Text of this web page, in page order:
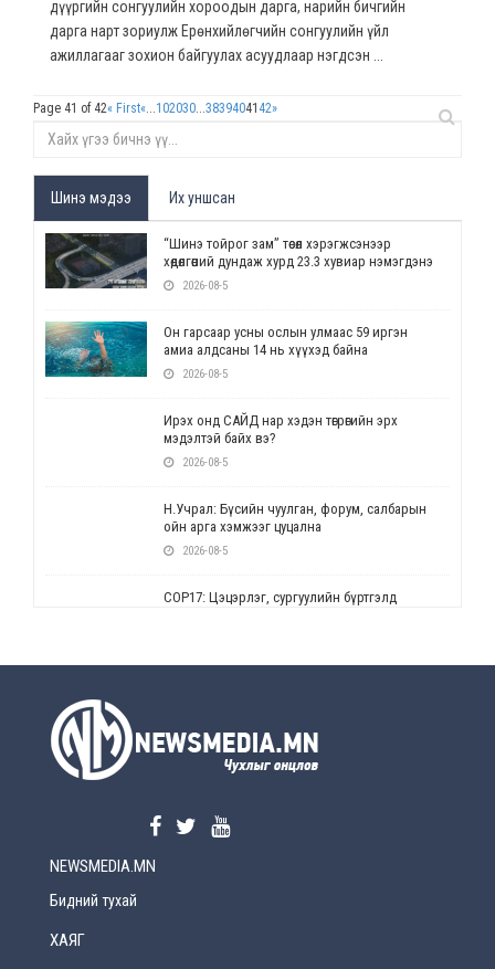
дүүргийн сонгуулийн хороодын дарга, нарийн бичгийн
дарга нарт зориулж Ерөнхийлөгчийн сонгуулийн үйл
ажиллагааг зохион байгуулах асуудлаар нэгдсэн ...
Page 41 of 42« First« 102030 38394041 42»
Шинэ мэдээ Их уншсан
“Шинэ тойрог зам” төсөл хэрэгжсэнээр
хөдөлгөөний дундаж хурд 23.3 хувиар нэмэгдэнэ
2026-08-5
Он гарсаар усны ослын улмаас 59 иргэн
амиа алдсаны 14 нь хүүхэд байна
2026-08-5
Ирэх онд САЙД нар хэдэн төгрөгийн эрх
мэдэлтэй байх вэ?
2026-08-5
Н.Учрал: Бүсийн чуулган, форум, салбарын
ойн арга хэмжээг цуцална
2026-08-5
СОР17: Цэцэрлэг, сургуулийн бүртгэлд
2026-08-5
2026-08-5
NEWSMEDIA.MN
Бидний тухай
ХАЯГ